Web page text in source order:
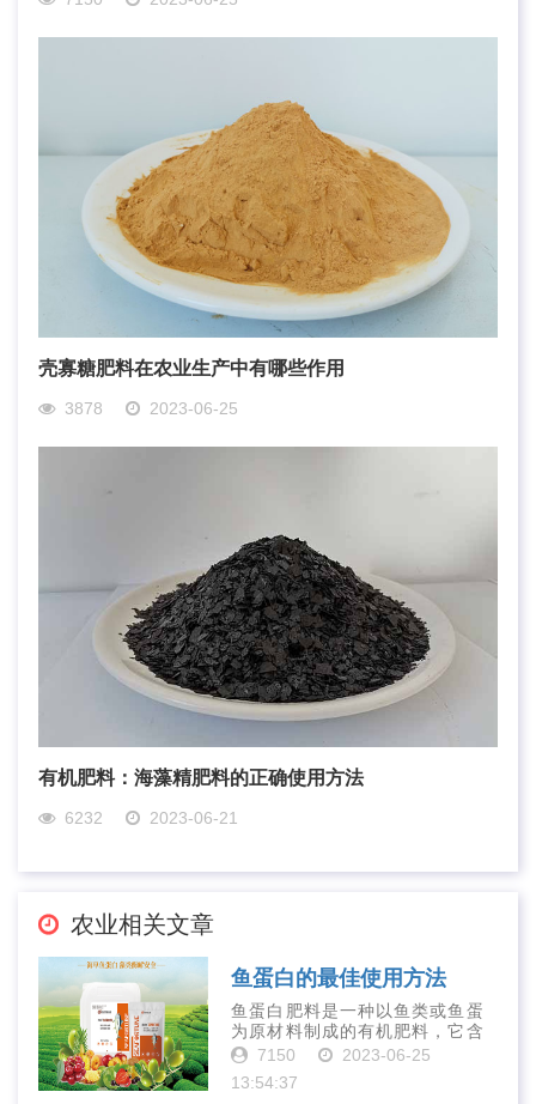
壳寡糖肥料在农业生产中有哪些作用
3878 2023-06-25
有机肥料：海藻精肥料的正确使用方法
6232 2023-06-21
农业相关文章
鱼蛋白的最佳使用方法
鱼蛋白肥料是一种以鱼类或鱼蛋
为原材料制成的有机肥料，它含
有丰富的营养物质，如氮、磷、
钾、钙、镁等元素以及多种微量
元素和植物生长因子。这些营养
7150
2023-06-25
13:54:37